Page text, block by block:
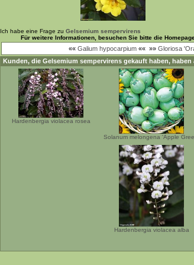
Ich habe eine Frage zu Gelsemium sempervirens
Für weitere Informationen, besuchen Sie bitte die
«« Galium hypocarpium«« »» Gloriosa
Kunden, die Gelsemium sempervirens gekauft haben,
Hardenbergia violacea rosea
Solanum melongena 'Apple
Hardenbergia violacea alba